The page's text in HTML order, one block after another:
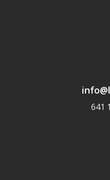
641